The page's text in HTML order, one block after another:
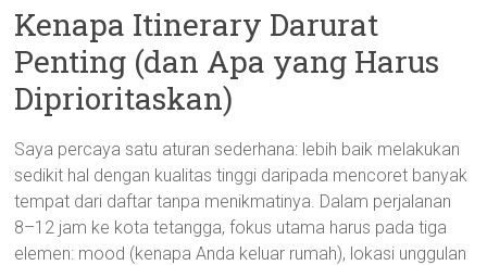
Kenapa Itinerary Darurat
Penting (dan Apa yang Harus
Diprioritaskan)
Saya percaya satu aturan sederhana: lebih baik melakukan
sedikit hal dengan kualitas tinggi daripada mencoret banyak
tempat dari daftar tanpa menikmatinya. Dalam perjalanan
8–12 jam ke kota tetangga, fokus utama harus pada tiga
elemen: mood (kenapa Anda keluar rumah), lokasi unggulan